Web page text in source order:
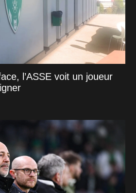
l’ASSE voit un joueur